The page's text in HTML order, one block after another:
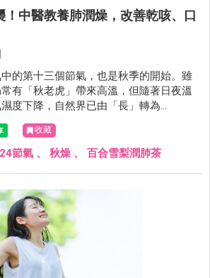
！中醫教養肺潤燥，改善乾咳、口
的第十三個節氣，也是秋季的開始。雖
有「秋老虎」帶來高溫，但隨著日夜溫
度下降，自然界已由「長」轉為
始受到「燥邪」影響。中醫認為「秋氣通
養生的重點在於養陰潤肺、防燥保津，為
好健康基礎。
收藏
24節氣 、 秋燥 、 百合雪梨潤肺茶